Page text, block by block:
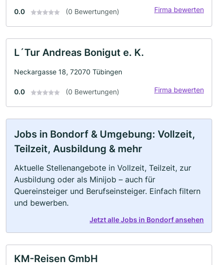
0.0 (0 Bewertungen) Firma bewerten
L´Tur Andreas Bonigut e. K.
Neckargasse 18, 72070 Tübingen
0.0 (0 Bewertungen) Firma bewerten
Jobs in Bondorf & Umgebung: Vollzeit,
Teilzeit, Ausbildung & mehr
Aktuelle Stellenangebote in Vollzeit, Teilzeit, zur
Ausbildung oder als Minijob – auch für
Quereinsteiger und Berufseinsteiger. Einfach filtern
und bewerben.
Jetzt alle Jobs in Bondorf ansehen
KM-Reisen GmbH